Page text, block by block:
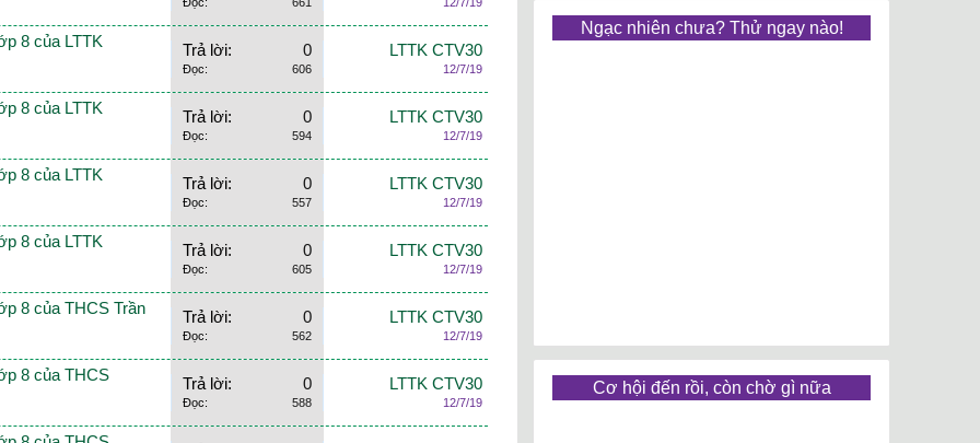
8 của LTTK Trả lời: 0
Đọc: 606
LTTK CTV30
12/7/19
8 của LTTK Trả lời: 0
Đọc: 594
LTTK CTV30
12/7/19
8 của LTTK Trả lời: 0
Đọc: 557
LTTK CTV30
12/7/19
8 của LTTK Trả lời: 0
Đọc: 605
LTTK CTV30
12/7/19
8 của THCS Trần Trả lời: 0
Đọc: 562
LTTK CTV30
12/7/19
8 của THCS Trả lời: 0
Đọc: 588
LTTK CTV30
12/7/19
Ngạc nhiên chưa? Thử ngay nào!
Cơ hội đến rồi, còn chờ gì nữa